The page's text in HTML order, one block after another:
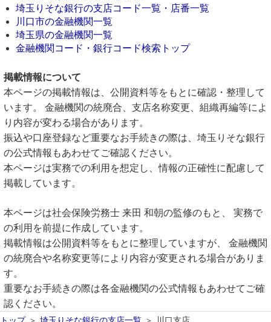
埼玉りそな銀行の支店コード一覧・店番一覧
川口市の金融機関一覧
埼玉県の金融機関一覧
金融機関コード・銀行コード検索トップ
掲載情報について
本ページの掲載情報は、公開資料等をもとに確認・整理して
います。 金融機関の統廃合、支店名称変更、組織再編等によ
り内容が変わる場合があります。
振込や口座登録など重要なお手続きの際は、埼玉りそな銀行
の公式情報もあわせてご確認ください。
本ページは実務での利用を想定し、情報の正確性に配慮して
掲載しています。
本ページは社会保険労務士 来田 和朝の監修のもと、 実務で
の利用を前提に作成しています。
掲載情報は公開資料等をもとに整理していますが、 金融機関
の統廃合や名称変更等により内容が変更される場合がありま
す。
重要なお手続きの際は各金融機関の公式情報もあわせてご確
認ください。